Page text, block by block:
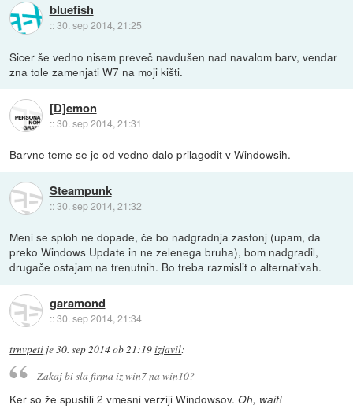
bluefish
::30. sep 2014, 21:25
Sicer še vedno nisem preveč navdušen nad navalom barv, vendar
zna tole zamenjati W7 na moji kišti.
[D]emon
::30. sep 2014, 21:31
Barvne teme se je od vedno dalo prilagodit v Windowsih.
Steampunk
::30. sep 2014, 21:32
Meni se sploh ne dopade, če bo nadgradnja zastonj (upam, da
preko Windows Update in ne zelenega bruha), bom nadgradil,
drugače ostajam na trenutnih. Bo treba razmislit o alternativah.
garamond
::30. sep 2014, 21:34
trnvpeti je30. sep 2014 ob 21:19izjavil:
Zakaj bi sla firma iz win7 na win10?
Ker so že spustili 2 vmesni verziji Windowsov.Oh, wait!